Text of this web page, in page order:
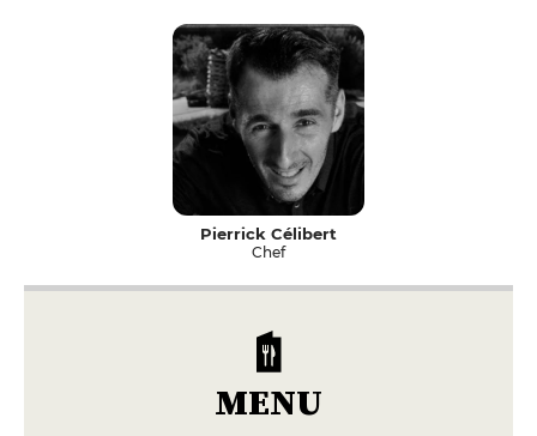
Pierrick Célibert
Chef
MENU